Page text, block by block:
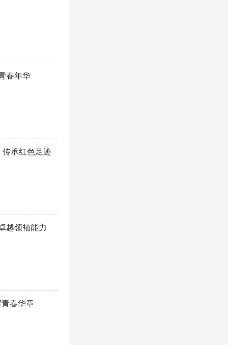
春年华
传承红色足迹
越领袖能力
春华章